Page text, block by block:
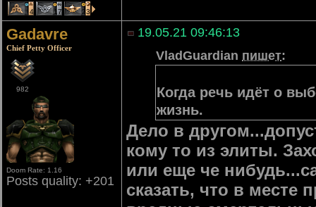
4 17 23
Gadavre
Chief Petty Officer
982
Doom Rate: 1.16
Posts quality: +201
19.05.21 09:46:13
VladGuardian пишет:
Когда речь идёт о
жизнь.
Дело в
кому то из элиты.
или еще че
сказать, что в